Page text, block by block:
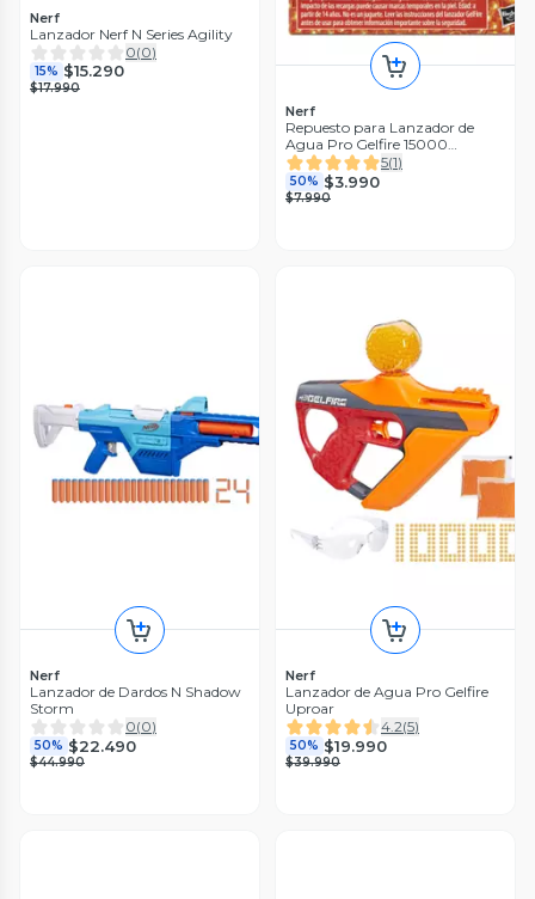
Nerf
Lanzador Nerf N Series Agility
0(0)
15% $15.290
$17.990
Nerf
Repuesto para Lanzador de
Agua Pro Gelfire 15000
Recargas
5(1)
50% $3.990
$7.990
Nerf
Lanzador de Dardos N Shadow
Storm
0(0)
50% $22.490
$44.990
Nerf
Lanzador de Agua Pro Gelfire
Uproar
4.2(5)
50% $19.990
$39.990